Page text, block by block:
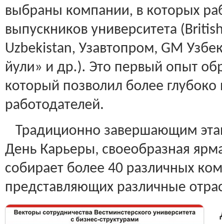
выбраны компании, в которых
выпускников университета
Uzbekistan, Узавтопром, GM
йули» и др.). Это первый опыт
который позволил более глубоко
работодателей.
Традиционно завершающим
День Карьеры, своеобразная
собирает более 40 различных
представляющих различные